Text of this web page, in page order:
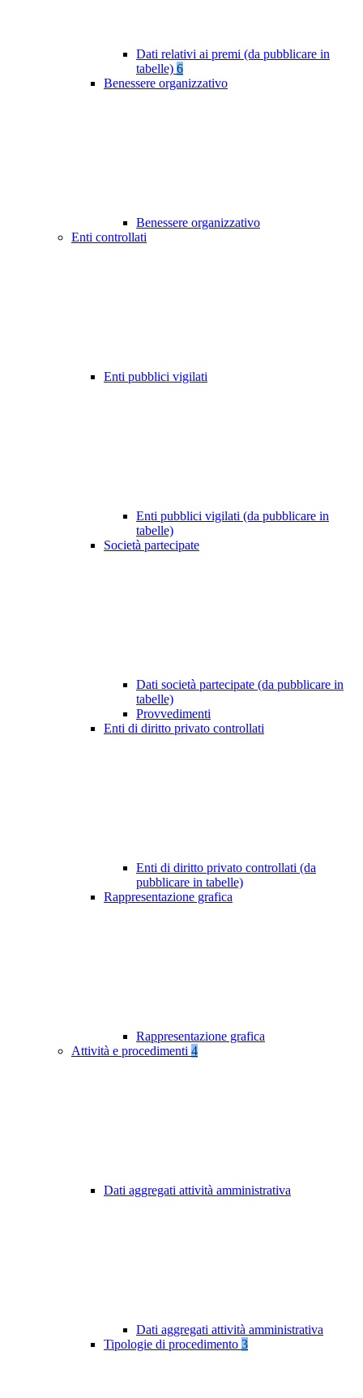
Dati relativi ai premi (da pubblicare in
tabelle) 6
Benessere organizzativo
Benessere organizzativo
Enti controllati
Enti pubblici vigilati
Enti pubblici vigilati (da pubblicare in
tabelle)
Società partecipate
Dati società partecipate (da pubblicare in
tabelle)
Provvedimenti
Enti di diritto privato controllati
Enti di diritto privato controllati (da
pubblicare in tabelle)
Rappresentazione grafica
Rappresentazione grafica
Attività e procedimenti 4
Dati aggregati attività amministrativa
Dati aggregati attività amministrativa
Tipologie di procedimento 3